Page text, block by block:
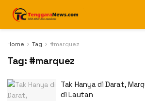
Home Tag #marquez
Tag: #marquez
Tak Hanya di Darat,
di Lautan